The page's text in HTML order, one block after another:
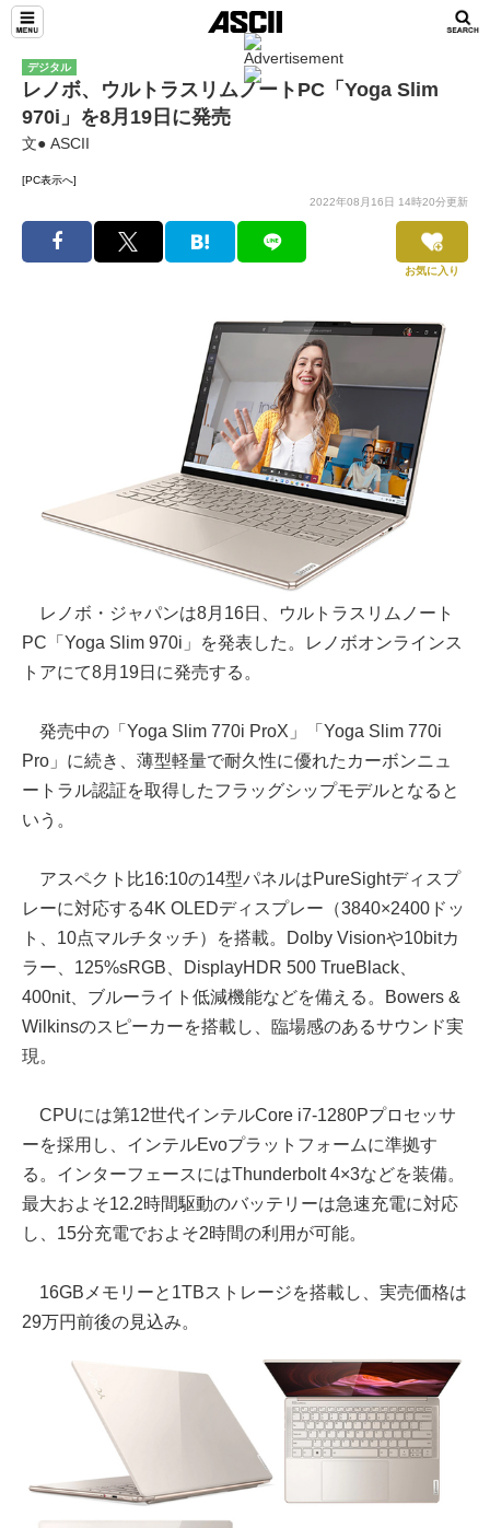
デジタル
レノボ、ウルトラスリムノートPC「Yoga Slim
970i」を8月19日に発売
文● ASCII
[PC表示へ]
2022年08月16日 14時20分更新
お気に入り
レノボ・ジャパンは8月16日、ウルトラスリムノート
PC「Yoga Slim 970i」を発表した。レノボオンラインス
トアにて8月19日に発売する。
発売中の「Yoga Slim 770i ProX」「Yoga Slim 770i
Pro」に続き、薄型軽量で耐久性に優れたカーボンニュ
ートラル認証を取得したフラッグシップモデルとなると
いう。
アスペクト比16:10の14型パネルはPureSightディスプ
レーに対応する4K OLEDディスプレー（3840×2400ドッ
ト、10点マルチタッチ）を搭載。Dolby Visionや10bitカ
ラー、125%sRGB、DisplayHDR 500 TrueBlack、
400nit、ブルーライト低減機能などを備える。Bowers &
Wilkinsのスピーカーを搭載し、臨場感のあるサウンド実
現。
CPUには第12世代インテルCore i7-1280Pプロセッサ
ーを採用し、インテルEvoプラットフォームに準拠す
る。インターフェースにはThunderbolt 4×3などを装備。
最大およそ12.2時間駆動のバッテリーは急速充電に対応
し、15分充電でおよそ2時間の利用が可能。
16GBメモリーと1TBストレージを搭載し、実売価格は
29万円前後の見込み。